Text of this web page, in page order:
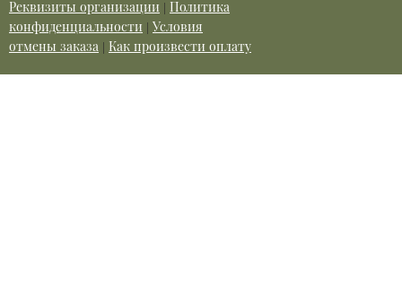
Реквизиты организации
Политика
конфиденциальности
Условия
отмены заказа
Как произвести оплату